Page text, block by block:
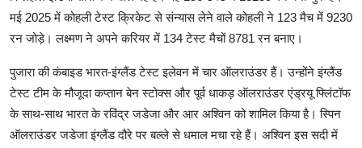
मई 2025 में कोहली टेस्ट क्रिकेट से संन्यास लेने वाले कोहली ने 123 मैच में 9230
रन जोड़े। लक्ष्मण ने अपने करियर में 134 टेस्ट मैचों 8781 रन बनाए।
पुजारा की कंबाइड भारत-इंग्लैंड टेस्ट इलेवन में चार ऑलराउंडर हैं। उन्होंने इंग्लैंड
टेस्ट टीम के मौजूदा कप्तान बेन स्टोक्स और पूर्व धाकड़ ऑलराउंडर एंड्रयू फ्लिंटॉफ
के साथ-साथ भारत के रविंद्र जडेजा और आर अश्विन को शामिल किया है। स्पिन
ऑलराउंडर जडेजा इंग्लैंड दौरे पर बल्ले से धमाल मचा रहे हैं। अश्विन इस सदी में